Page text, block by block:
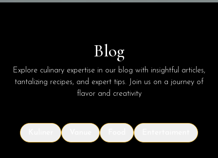
Blog
Explore culinary expertise in our blog with insightful articles,
tantalizing recipes, and expert tips. Join us on a journey of
flavor and creativity